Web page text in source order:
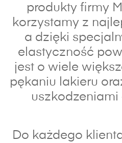
produkty firmy
korzystamy z
a dzięki
elastyczność
jest o wiele
pękaniu lakieru
Do każdego